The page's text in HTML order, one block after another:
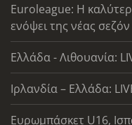
Euroleague: Η
ενόψει της νέας
Ελλάδα - Λιθουανία:
Ιρλανδία – Ελλάδα:
Ευρωμπάσκετ U16,